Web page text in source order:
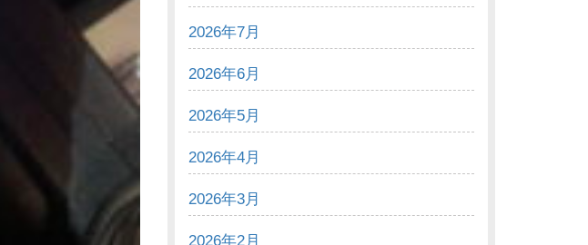
2026年7月
2026年6月
2026年5月
2026年4月
2026年3月
2026年2月